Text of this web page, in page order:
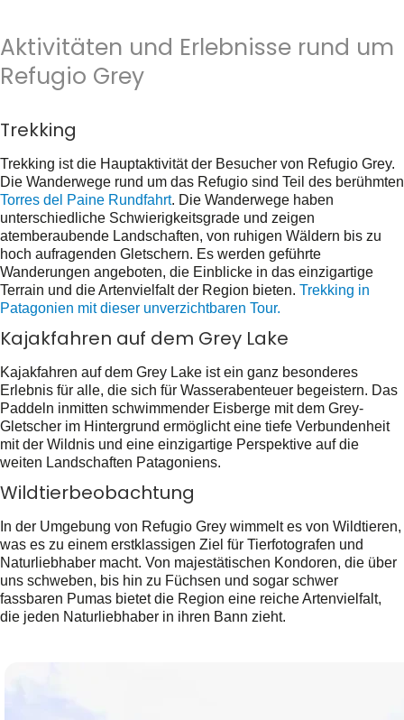
Aktivitäten und Erlebnisse rund um
Refugio Grey
Trekking
Trekking ist die Hauptaktivität der Besucher von Refugio Grey.
Die Wanderwege rund um das Refugio sind Teil des berühmten
Torres del Paine Rundfahrt. Die Wanderwege haben
unterschiedliche Schwierigkeitsgrade und zeigen
atemberaubende Landschaften, von ruhigen Wäldern bis zu
hoch aufragenden Gletschern. Es werden geführte
Wanderungen angeboten, die Einblicke in das einzigartige
Terrain und die Artenvielfalt der Region bieten. Trekking in
Patagonien mit dieser unverzichtbaren Tour.
Kajakfahren auf dem Grey Lake
Kajakfahren auf dem Grey Lake ist ein ganz besonderes
Erlebnis für alle, die sich für Wasserabenteuer begeistern. Das
Paddeln inmitten schwimmender Eisberge mit dem Grey-
Gletscher im Hintergrund ermöglicht eine tiefe Verbundenheit
mit der Wildnis und eine einzigartige Perspektive auf die
weiten Landschaften Patagoniens.
Wildtierbeobachtung
In der Umgebung von Refugio Grey wimmelt es von Wildtieren,
was es zu einem erstklassigen Ziel für Tierfotografen und
Naturliebhaber macht. Von majestätischen Kondoren, die über
uns schweben, bis hin zu Füchsen und sogar schwer
fassbaren Pumas bietet die Region eine reiche Artenvielfalt,
die jeden Naturliebhaber in ihren Bann zieht.